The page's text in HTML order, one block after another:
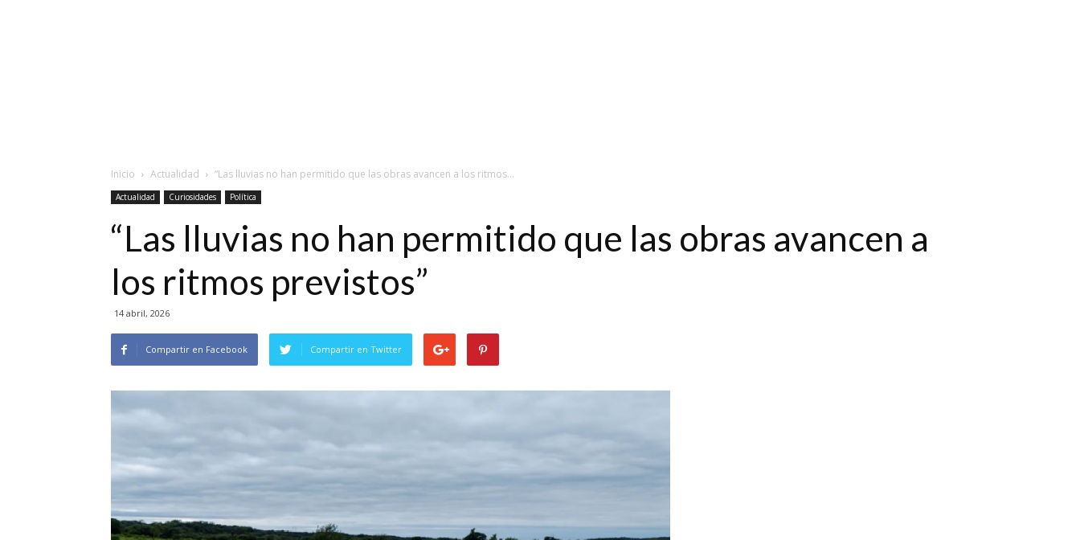
Inicio Actualidad “Las lluvias no han permitido que las obras avancen a los ritmos...
Actualidad Curiosidades Política
“Las lluvias no han permitido que las obras avancen a
los ritmos previstos”
14 abril, 2026
Compartir en Facebook Compartir en Twitter